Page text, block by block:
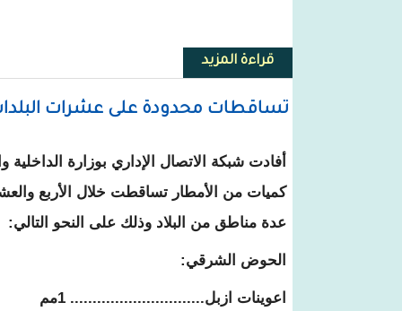
قراءة المزيدحول ضرورة الاعــــتـدال .../
تساقطات محدودة على عشرات
أفادت شبكة الاتصال الإداري بوزارة الداخلية
كميات من الأمطار تساقطت خلال الأربع
عدة مناطق من البلاد وذلك على النحو التالي:
الحوض الشرقي:
اعوينات ازبل.............................. 1مم